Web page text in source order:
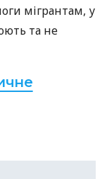
мігрантам, у
та не